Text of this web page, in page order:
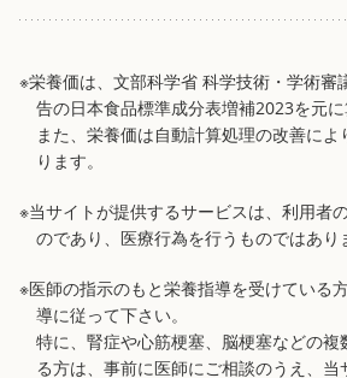
※栄養価は、文部科学省 科学技術・学術審
告の日本食品標準成分表増補2023を元に
また、栄養価は自動計算処理の改善に
ります。
※当サイトが提供するサービスは、利用者
のであり、医療行為を行うものではあり
※医師の指示のもと栄養指導を受けている
導に従って下さい。
特に、腎症や心筋梗塞、脳梗塞などの
る方は、事前に医師にご相談のうえ、当